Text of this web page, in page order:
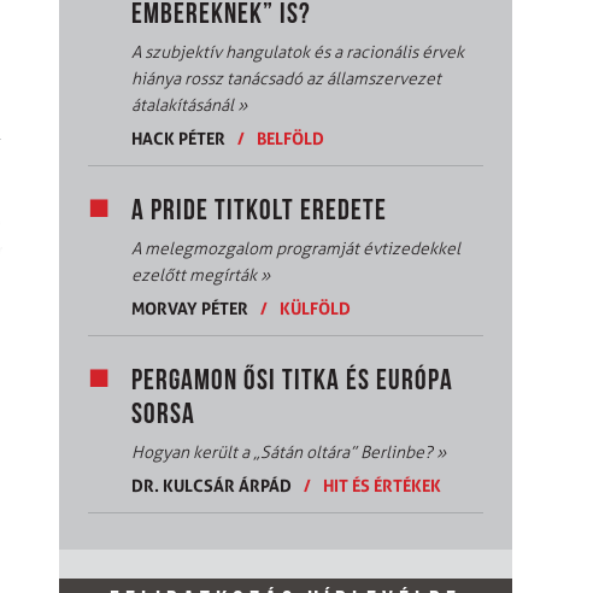
EMBEREKNEK” IS?
A szubjektív hangulatok és a racionális érvek
hiánya rossz tanácsadó az államszervezet
átalakításánál»
HACK PÉTER
/ BELFÖLD
A PRIDE TITKOLT EREDETE
A melegmozgalom programját évtizedekkel
ezelőtt megírták»
MORVAY PÉTER
/ KÜLFÖLD
PERGAMON ŐSI TITKA ÉS EURÓPA
SORSA
Hogyan került a „Sátán oltára” Berlinbe?»
DR. KULCSÁR ÁRPÁD
/ HIT ÉS ÉRTÉKEK